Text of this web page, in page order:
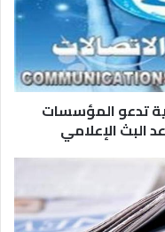
تدعو المؤسسات
البث الإعلامي